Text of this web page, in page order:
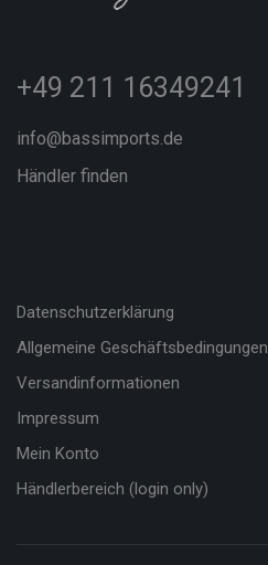
+49 211 16349241
info@bassimports.de
Händler finden
Datenschutzerklärung
Allgemeine Geschäftsbedingungen
Versandinformationen
Impressum
Mein Konto
Händlerbereich (login only)